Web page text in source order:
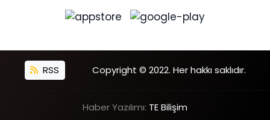
RSS Copyright © 2022. Her hakkı saklıdır.
Haber Yazılımı: TE Bilişim